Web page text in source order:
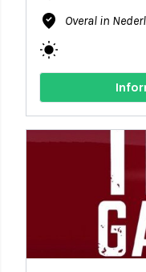
where_to_vote Overal in
wb_sunny